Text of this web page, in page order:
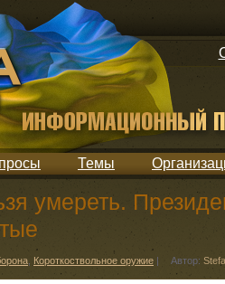
Темы
умереть.
Короткоствольное оружие | Автор: